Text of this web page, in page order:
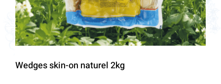
Wedges skin-on naturel 2kg